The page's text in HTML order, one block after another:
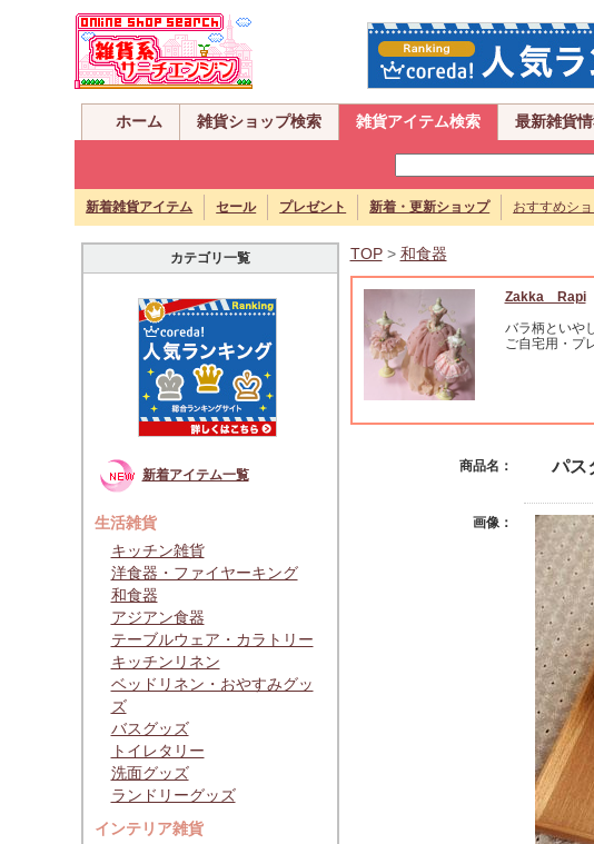
ホーム 雑貨ショップ検索 雑貨アイテム検索 最新雑貨
新着雑貨アイテム セール プレゼント 新着・更新ショップ おすすめシ
カテゴリ一覧
新着アイテム一覧
生活雑貨
キッチン雑貨
洋食器・ファイヤーキング
和食器
アジアン食器
テーブルウェア・カラトリー
キッチンリネン
ベッドリネン・おやすみグッ
ズ
バスグッズ
トイレタリー
洗面グッズ
ランドリーグッズ
インテリア雑貨
TOP> 和食器
Zakka Rapi
バラ柄といや
ご自宅用・プ
商品名： パ
画像：